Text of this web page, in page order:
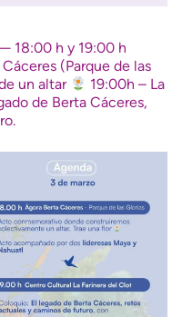
18:00 h y 19:00 h
(Parque de las
un altar
19:00h – La
de Berta Cáceres,